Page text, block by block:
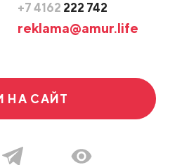
+7 4162 222 742
reklama@amur.life
НА САЙТ